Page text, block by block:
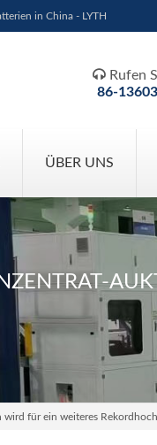
in China - LYTH
 Rufen
86-
ÜBER UNS
für ein weiteres